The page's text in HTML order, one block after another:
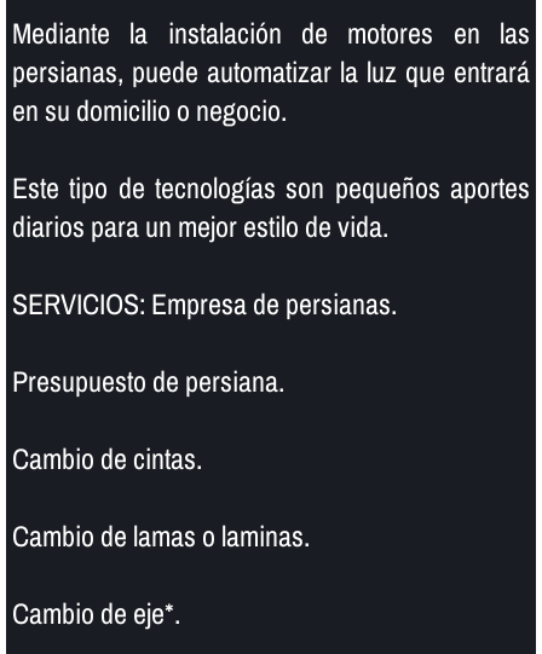
Mediante la instalación de motores en las
persianas, puede automatizar la luz que entrará
en su domicilio o negocio.
Este tipo de tecnologí­as son pequeños aportes
diarios para un mejor estilo de vida.
SERVICIOS: Empresa de persianas.
Presupuesto de persiana.
Cambio de cintas.
Cambio de lamas o laminas.
Cambio de eje*.